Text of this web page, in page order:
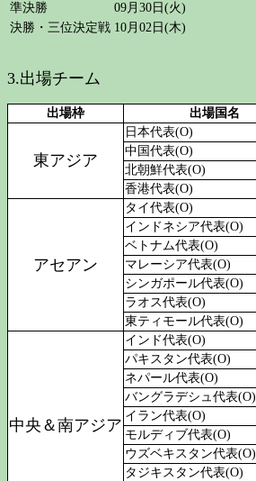
準決勝
09月30日(火)
決勝・三位決定戦 10月02日(木)
3.出場チーム
出場枠 出場国名
東アジア
日本代表(O)
中国代表(O)
北朝鮮代表(O)
香港代表(O)
アセアン
タイ代表(O)
インドネシア代表(O)
ベトナム代表(O)
マレーシア代表(O)
シンガポール代表(O)
ラオス代表(O)
東ティモール代表(O)
中央＆南アジア
インド代表(O)
パキスタン代表(O)
ネパール代表(O)
バングラデシュ代表(O)
イラン代表(O)
モルディブ代表(O)
ウズベキスタン代表(O)
タジキスタン代表(O)